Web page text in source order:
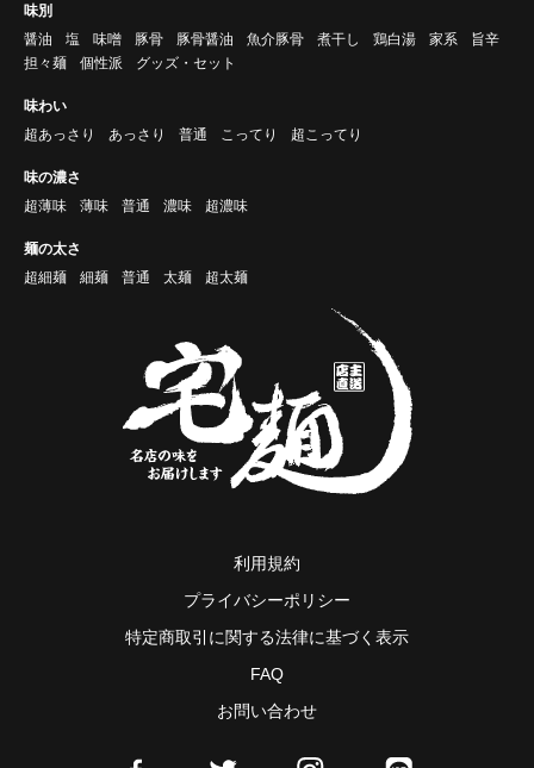
味別
醤油
塩 味噌 豚骨 豚骨醤油 魚介豚骨 煮干し 鶏白湯 家系
旨辛
担々麺
個性派 グッズ・セット
味わい
超あっさり
あっさり 普通 こってり 超こってり
味の濃さ
超薄味
薄味 普通 濃味 超濃味
麺の太さ
超細麺
細麺 普通 太麺 超太麺
利用規約
プライバシーポリシー
特定商取引に関する法律に基づく表示
FAQ
お問い合わせ